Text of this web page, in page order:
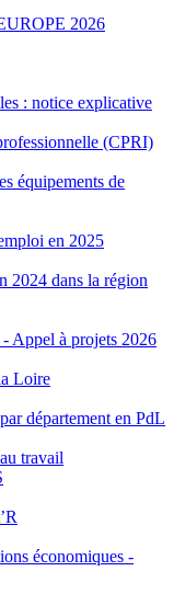
2026
: notice explicative
(CPRI)
équipements de
en 2025
2024 dans la région
Appel à projets 2026
Loire
département en PdL
travail
économiques -